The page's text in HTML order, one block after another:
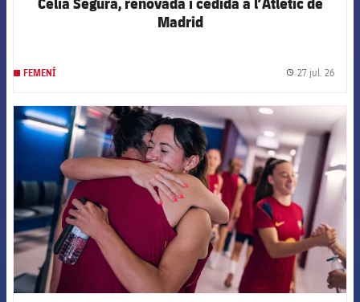
Madrid
FEMENÍ 27 jul. 26
FCB Barcelona badge